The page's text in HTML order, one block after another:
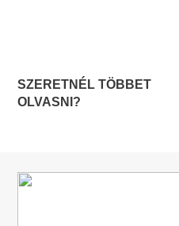
SZERETNÉL TÖBBET
OLVASNI?